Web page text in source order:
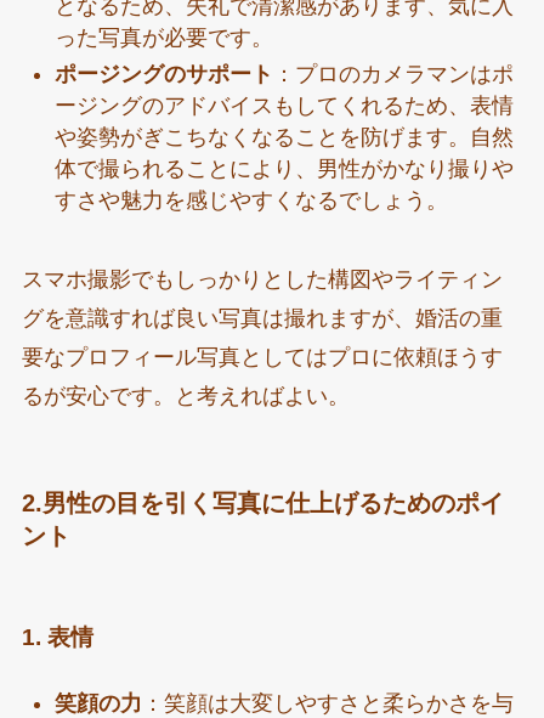
となるため、失礼で清潔感があります、気に入
った写真が必要です。
ポージングのサポート ：プロのカメラマンはポ
ージングのアドバイスもしてくれるため、表情
や姿勢がぎこちなくなることを防げます。自然
体で撮られることにより、男性がかなり撮りや
すさや魅力を感じやすくなるでしょう。
スマホ撮影でもしっかりとした構図やライティン
グを意識すれば良い写真は撮れますが、婚活の重
要なプロフィール写真としてはプロに依頼ほうす
るが安心です。と考えればよい。
2.男性の目を引く写真に仕上げるためのポイ
ント
1. 表情
笑顔の力 ：笑顔は大変しやすさと柔らかさを与